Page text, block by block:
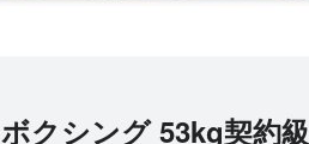
ボクシング 53kg契約